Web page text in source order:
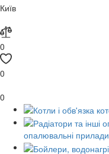
Київ
0
0
0
опалювальні прилади